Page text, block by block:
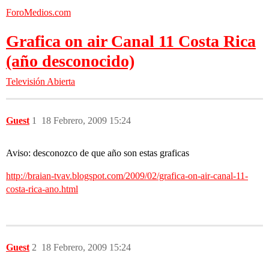
ForoMedios.com
Grafica on air Canal 11 Costa Rica
(año desconocido)
Televisión Abierta
Guest 18 Febrero, 2009 15:24
1
Aviso: desconozco de que año son estas graficas
http://braian-tvav.blogspot.com/2009/02/grafica-on-air-canal-11-
costa-rica-ano.html
Guest 18 Febrero, 2009 15:24
2